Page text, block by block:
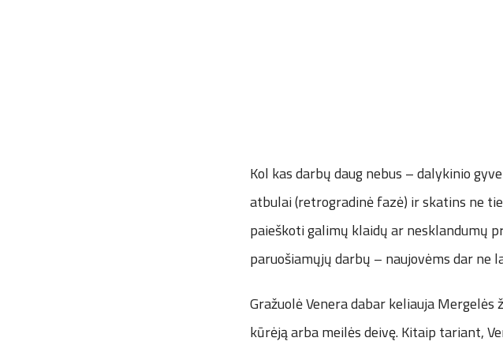
Kol kas darbų daug nebus – dalykinio
atbulai (retrogradinė fazė) ir skatins ne
paieškoti galimų klaidų ar nesklandumų
paruošiamųjų darbų – naujovėms dar ne
Gražuolė Venera dabar keliauja
kūrėją arba meilės deivę. Kitaip tariant,